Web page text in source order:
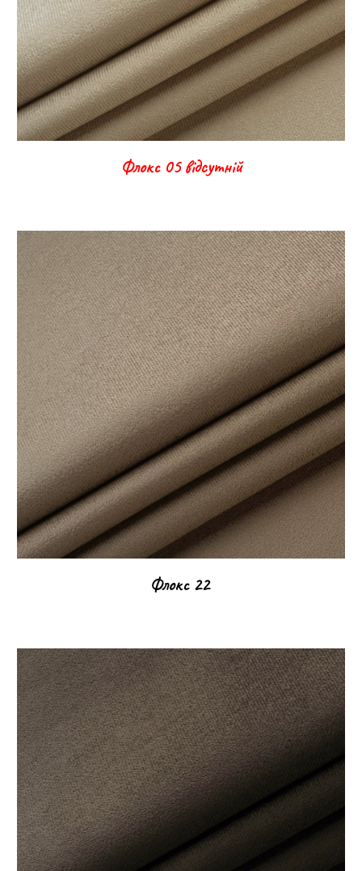
Флокс 05 відсутній
Флокс 22